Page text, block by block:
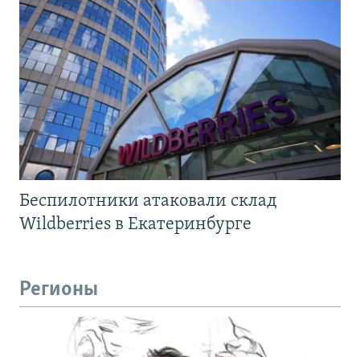
Беспилотники атаковали склад
Wildberries в Екатеринбурге
Регионы